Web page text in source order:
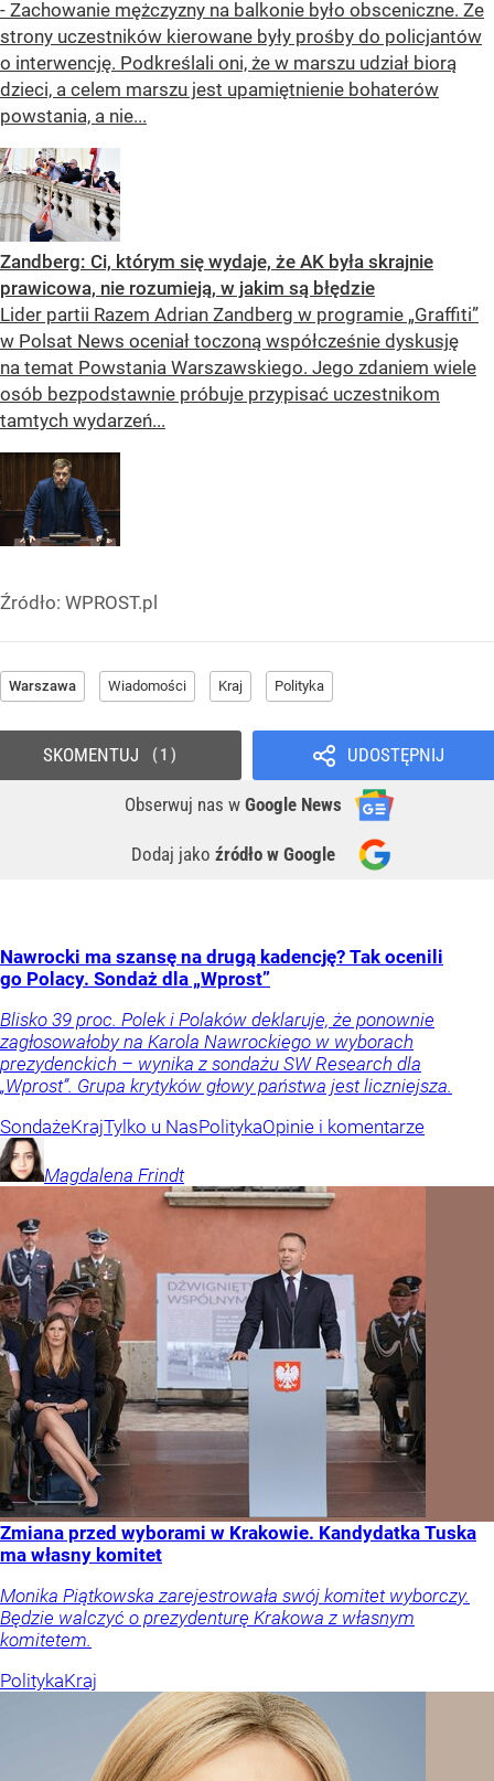
- Zachowanie mężczyzny na balkonie było obsceniczne. Ze
strony uczestników kierowane były prośby do policjantów
o interwencję. Podkreślali oni, że w marszu udział biorą
dzieci, a celem marszu jest upamiętnienie bohaterów
powstania, a nie...
Zandberg: Ci, którym się wydaje, że AK była skrajnie
prawicowa, nie rozumieją, w jakim są błędzie
Lider partii Razem Adrian Zandberg w programie „Graffiti”
w Polsat News oceniał toczoną współcześnie dyskusję
na temat Powstania Warszawskiego. Jego zdaniem wiele
osób bezpodstawnie próbuje przypisać uczestnikom
tamtych wydarzeń...
Źródło: WPROST.pl
Warszawa Wiadomości Kraj Polityka
UDOSTĘPNIJ
Obserwuj nas w Google News
Dodaj jako źródło w Google
SKOMENTUJ 1
Nawrocki ma szansę na drugą kadencję? Tak ocenili
go Polacy. Sondaż dla „Wprost”
Blisko 39 proc. Polek i Polaków deklaruje, że ponownie
zagłosowałoby na Karola Nawrockiego w wyborach
prezydenckich – wynika z sondażu SW Research dla
„Wprost”. Grupa krytyków głowy państwa jest liczniejsza.
SondażeKrajTylko u NasPolitykaOpinie i komentarze
Magdalena Frindt
Zmiana przed wyborami w Krakowie. Kandydatka Tuska
ma własny komitet
Monika Piątkowska zarejestrowała swój komitet wyborczy.
Będzie walczyć o prezydenturę Krakowa z własnym
komitetem.
PolitykaKraj